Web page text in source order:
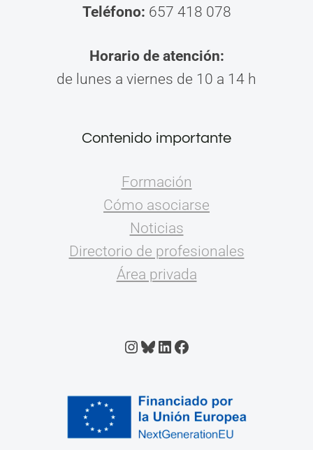
Teléfono: 657 418 078
Horario de atención:
de lunes a viernes de 10 a 14 h
Contenido importante
Formación
Cómo asociarse
Noticias
Directorio de profesionales
Área privada
Instagram
Bluesky
LinkedIn
Facebook